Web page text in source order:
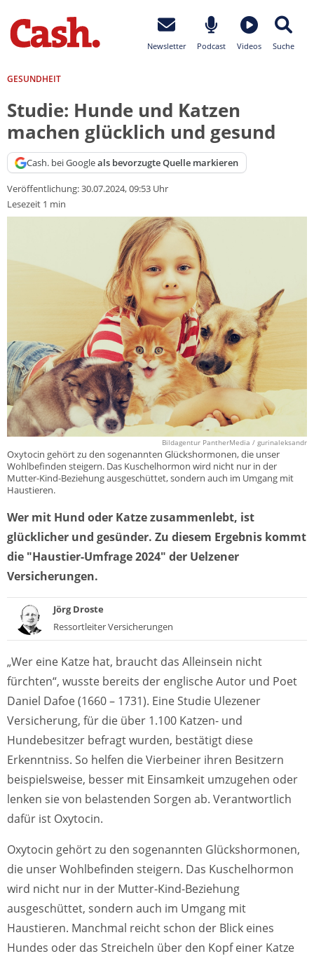
Newsletter Podcast Videos Suche
GESUNDHEIT
Studie: Hunde und Katzen
machen glücklich und gesund
Cash. bei Googleals bevorzugte Quelle markieren
Veröffentlichung:30.07.2024, 09:53 Uhr
Lesezeit 1 min
Bildagentur PantherMedia / gurinaleksandr
Oxytocin gehört zu den sogenannten Glückshormonen, die unser
Wohlbefinden steigern. Das Kuschelhormon wird nicht nur in der
Mutter-Kind-Beziehung ausgeschüttet, sondern auch im Umgang mit
Haustieren.
Wer mit Hund oder Katze zusammenlebt, ist
glücklicher und gesünder. Zu diesem Ergebnis kommt
die "Haustier-Umfrage 2024" der Uelzener
Versicherungen.
Jörg Droste
Ressortleiter Versicherungen
„Wer eine Katze hat, braucht das Alleinsein nicht
fürchten“, wusste bereits der englische Autor und Poet
Daniel Dafoe (1660 – 1731). Eine Studie Ulezener
Versicherung, für die über 1.100 Katzen- und
Hundebesitzer befragt wurden, bestätigt diese
Erkenntniss. So helfen die Vierbeiner ihren Besitzern
beispielsweise, besser mit Einsamkeit umzugehen oder
lenken sie von belastenden Sorgen ab. Verantwortlich
dafür ist Oxytocin.
Oxytocin gehört zu den sogenannten Glückshormonen,
die unser Wohlbefinden steigern. Das Kuschelhormon
wird nicht nur in der Mutter-Kind-Beziehung
ausgeschüttet, sondern auch im Umgang mit
Haustieren. Manchmal reicht schon der Blick eines
Hundes oder das Streicheln über den Kopf einer Katze